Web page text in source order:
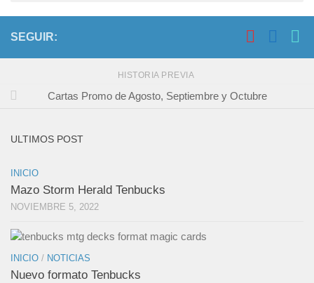
SEGUIR:
HISTORIA PREVIA
Cartas Promo de Agosto, Septiembre y Octubre
ULTIMOS POST
INICIO
Mazo Storm Herald Tenbucks
NOVIEMBRE 5, 2022
INICIO / NOTICIAS
Nuevo formato Tenbucks